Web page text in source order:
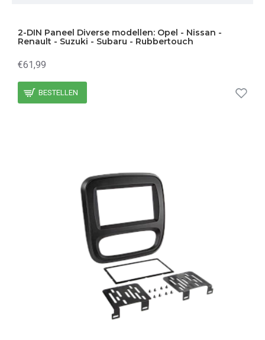
2-DIN Paneel Diverse modellen: Opel - Nissan -
Renault - Suzuki - Subaru - Rubbertouch
€61,99
BESTELLEN